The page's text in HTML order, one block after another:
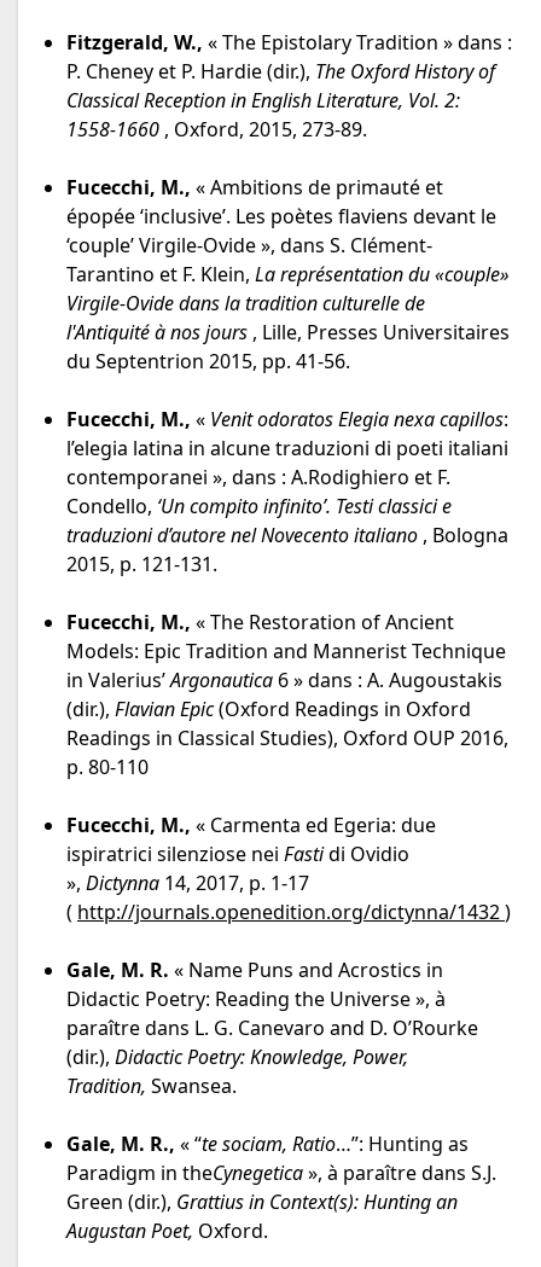
Fitzgerald, W., « The Epistolary Tradition » dans :
P. Cheney et P. Hardie (dir.), The Oxford History of
Classical Reception in English Literature, Vol. 2:
1558-1660 , Oxford, 2015, 273-89.
Fucecchi, M., « Ambitions de primauté et
épopée ‘inclusive’. Les poètes flaviens devant le
‘couple’ Virgile-Ovide », dans S. Clément-
Tarantino et F. Klein, La représentation du «couple»
Virgile-Ovide dans la tradition culturelle de
l'Antiquité à nos jours , Lille, Presses Universitaires
du Septentrion 2015, pp. 41-56.
Fucecchi, M., « Venit odoratos Elegia nexa capillos:
l’elegia latina in alcune traduzioni di poeti italiani
contemporanei », dans : A.Rodighiero et F.
Condello, ‘Un compito infinito’. Testi classici e
traduzioni d’autore nel Novecento italiano , Bologna
2015, p. 121-131.
Fucecchi, M., « The Restoration of Ancient
Models: Epic Tradition and Mannerist Technique
in Valerius’Argonautica 6 » dans : A. Augoustakis
(dir.), Flavian Epic(Oxford Readings in Oxford
Readings in Classical Studies), Oxford OUP 2016,
p. 80-110
Fucecchi, M., « Carmenta ed Egeria: due
ispiratrici silenziose nei Fastidi Ovidio
», Dictynna 14, 2017, p. 1-17
( http://journals.openedition.org/dictynna/1432)
Gale, M. R. « Name Puns and Acrostics in
Didactic Poetry: Reading the Universe », à
paraître dans L. G. Canevaro and D. O’Rourke
(dir.), Didactic Poetry: Knowledge, Power,
Tradition, Swansea.
Gale, M. R., « “te sociam, Ratio…”: Hunting as
Paradigm in theCynegetica», à paraître dans S.J.
Green (dir.), Grattius in Context(s): Hunting an
Augustan Poet, Oxford.